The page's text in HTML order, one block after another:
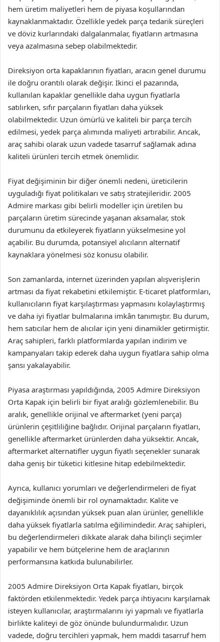
hem üretim maliyetleri hem de piyasa koşullarından
kaynaklanmaktadır. Özellikle yedek parça tedarik süreçleri
ve döviz kurlarındaki dalgalanmalar, fiyatların artmasına
veya azalmasına sebep olabilmektedir.
Direksiyon orta kapaklarının fiyatları, aracın genel durumu
ile doğru orantılı olarak değişir. İkinci el pazarında,
kullanılan kapaklar genellikle daha uygun fiyatlarla
satılırken, sıfır parçaların fiyatları daha yüksek
olabilmektedir. Uzun ömürlü ve kaliteli bir parça tercih
edilmesi, yedek parça alımında maliyeti artırabilir. Ancak,
araç sahibi olarak uzun vadede tasarruf sağlamak adına
kaliteli ürünleri tercih etmek önemlidir.
Fiyat değişiminin bir diğer önemli nedeni, üreticilerin
uyguladığı fiyat politikaları ve satış stratejileridir. 2005
Admire markası gibi belirli modeller için üretilen bu
parçaların üretim sürecinde yaşanan aksamalar, stok
durumunu da etkileyerek fiyatların yükselmesine yol
açabilir. Bu durumda, potansiyel alıcıların alternatif
kaynaklara yönelmesi söz konusu olabilir.
Son zamanlarda, internet üzerinden yapılan alışverişlerin
artması da fiyat rekabetini etkilemiştir. E-ticaret platformları,
kullanıcıların fiyat karşılaştırması yapmasını kolaylaştırmış
ve daha iyi fiyatlar bulmalarına imkân tanımıştır. Bu durum,
hem satıcılar hem de alıcılar için yeni dinamikler getirmiştir.
Araç sahipleri, farklı platformlarda yapılan indirim ve
kampanyaları takip ederek daha uygun fiyatlara sahip olma
şansı yakalayabilir.
Piyasa araştırması yapıldığında, 2005 Admire Direksiyon
Orta Kapak için belirli bir fiyat aralığı gözlemlenebilir. Bu
aralık, genellikle orijinal ve aftermarket (yeni parça)
ürünlerin çeşitliliğine bağlıdır. Orijinal parçaların fiyatları,
genellikle aftermarket ürünlerden daha yüksektir. Ancak,
aftermarket alternatifler uygun fiyatlı seçenekler sunarak
daha geniş bir tüketici kitlesine hitap edebilmektedir.
Ayrıca, kullanıcı yorumları ve değerlendirmeleri de fiyat
değişiminde önemli bir rol oynamaktadır. Kalite ve
dayanıklılık açısından yüksek puan alan ürünler, genellikle
daha yüksek fiyatlarla satılma eğilimindedir. Araç sahipleri,
bu değerlendirmeleri dikkate alarak daha bilinçli seçimler
yapabilir ve hem bütçelerine hem de araçlarının
performansına katkıda bulunabilirler.
2005 Admire Direksiyon Orta Kapak fiyatları, birçok
faktörden etkilenmektedir. Yedek parça ihtiyacını karşılamak
isteyen kullanıcılar, araştırmalarını iyi yapmalı ve fiyatlarla
birlikte kaliteyi de göz önünde bulundurmalıdır. Uzun
vadede, doğru tercihleri yapmak, hem maddi tasarruf hem